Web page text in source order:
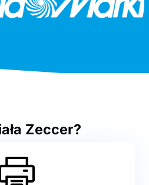
Zeccer?